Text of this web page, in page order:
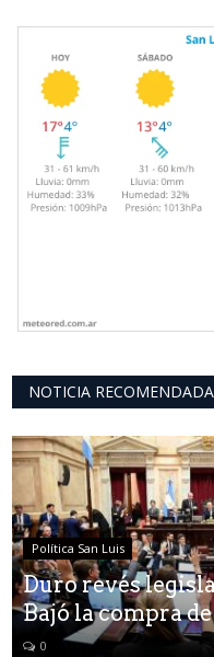
NOTICIA RECOMENDADA
Política San Luis
Duro revés
Bajó la compra
0